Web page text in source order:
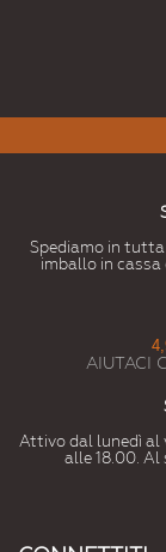
Spediamo in
imballo in cassa
AIUTACI
Attivo dal lunedì al
alle 18.00.